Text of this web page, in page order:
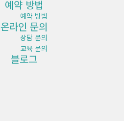
예약 방법
예약 방법
온라인 문의
상담 문의
교육 문의
블로그